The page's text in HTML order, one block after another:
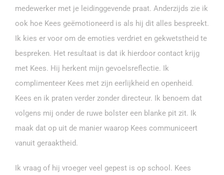
medewerker met je leidinggevende praat. Anderzijds zie ik
ook hoe Kees geëmotioneerd is als hij dit alles bespreekt.
Ik kies er voor om de emoties verdriet en gekwetstheid te
bespreken. Het resultaat is dat ik hierdoor contact krijg
met Kees. Hij herkent mijn gevoelsreflectie. Ik
complimenteer Kees met zijn eerlijkheid en openheid.
Kees en ik praten verder zonder directeur. Ik benoem dat
volgens mij onder de ruwe bolster een blanke pit zit. Ik
maak dat op uit de manier waarop Kees communiceert
vanuit geraaktheid.
Ik vraag of hij vroeger veel gepest is op school. Kees